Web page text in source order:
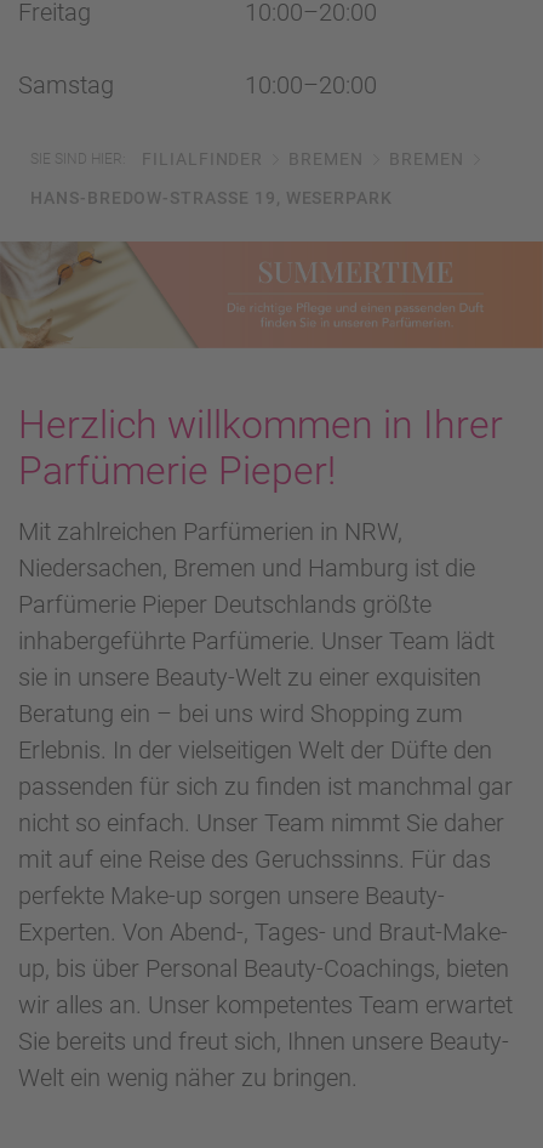
Freitag 10:00–20:00
Samstag 10:00–20:00
SIE SIND HIER: FILIALFINDER BREMEN
BREMEN
HANS-BREDOW-STRASSE 19, WESERPARK
Herzlich willkommen in Ihrer
Parfümerie Pieper!
Mit zahlreichen Parfümerien in NRW,
Niedersachen, Bremen und Hamburg ist die
Parfümerie Pieper Deutschlands größte
inhabergeführte Parfümerie. Unser Team lädt
sie in unsere Beauty-Welt zu einer exquisiten
Beratung ein – bei uns wird Shopping zum
Erlebnis. In der vielseitigen Welt der Düfte den
passenden für sich zu finden ist manchmal gar
nicht so einfach. Unser Team nimmt Sie daher
mit auf eine Reise des Geruchssinns. Für das
perfekte Make-up sorgen unsere Beauty-
Experten. Von Abend-, Tages- und Braut-Make-
up, bis über Personal Beauty-Coachings, bieten
wir alles an. Unser kompetentes Team erwartet
Sie bereits und freut sich, Ihnen unsere Beauty-
Welt ein wenig näher zu bringen.